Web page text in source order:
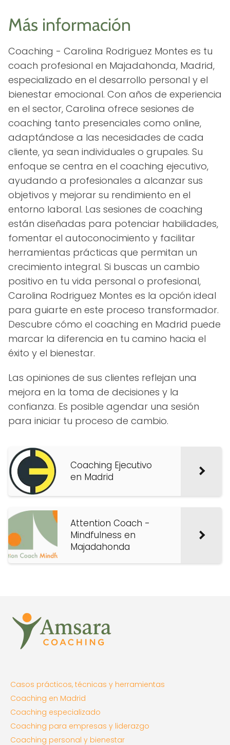
Más información
Coaching - Carolina Rodriguez Montes es tu
coach profesional en Majadahonda, Madrid,
especializado en el desarrollo personal y el
bienestar emocional. Con años de experiencia
en el sector, Carolina ofrece sesiones de
coaching tanto presenciales como online,
adaptándose a las necesidades de cada
cliente, ya sean individuales o grupales. Su
enfoque se centra en el coaching ejecutivo,
ayudando a profesionales a alcanzar sus
objetivos y mejorar su rendimiento en el
entorno laboral. Las sesiones de coaching
están diseñadas para potenciar habilidades,
fomentar el autoconocimiento y facilitar
herramientas prácticas que permitan un
crecimiento integral. Si buscas un cambio
positivo en tu vida personal o profesional,
Carolina Rodriguez Montes es la opción ideal
para guiarte en este proceso transformador.
Descubre cómo el coaching en Madrid puede
marcar la diferencia en tu camino hacia el
éxito y el bienestar.
Las opiniones de sus clientes reflejan una
mejora en la toma de decisiones y la
confianza. Es posible agendar una sesión
para iniciar tu proceso de cambio.
Coaching Ejecutivo
en Madrid
Attention Coach -
Mindfulness en
Majadahonda
Casos prácticos, técnicas y herramientas
Coaching en Madrid
Coaching especializado
Coaching para empresas y liderazgo
Coaching personal y bienestar